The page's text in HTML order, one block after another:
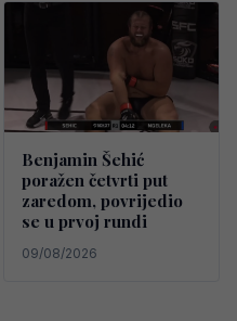
Benjamin Šehić
poražen četvrti put
zaredom, povrijedio
se u prvoj rundi
09/08/2026